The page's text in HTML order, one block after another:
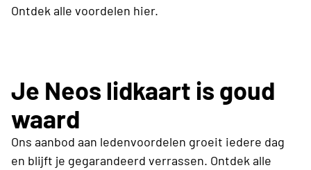
Ontdek alle voordelen hier.
Je Neos lidkaart is goud
waard
Ons aanbod aan ledenvoordelen groeit iedere dag
en blijft je gegarandeerd verrassen. Ontdek alle